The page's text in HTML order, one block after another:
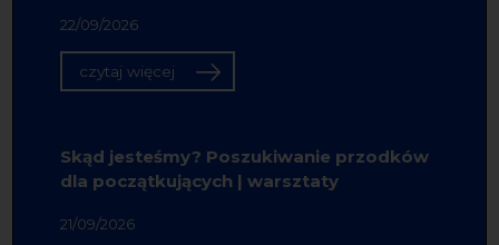
22/09/2026
czytaj więcej
Skąd jesteśmy? Poszukiwanie przodków
dla początkujących | warsztaty
21/09/2026